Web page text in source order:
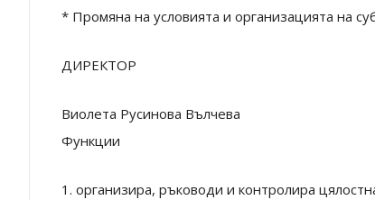
* Промяна на условията и организацията на
ДИРЕКТОР
Виолета Русинова Вълчева
Функции
1. организира, ръководи и контролира